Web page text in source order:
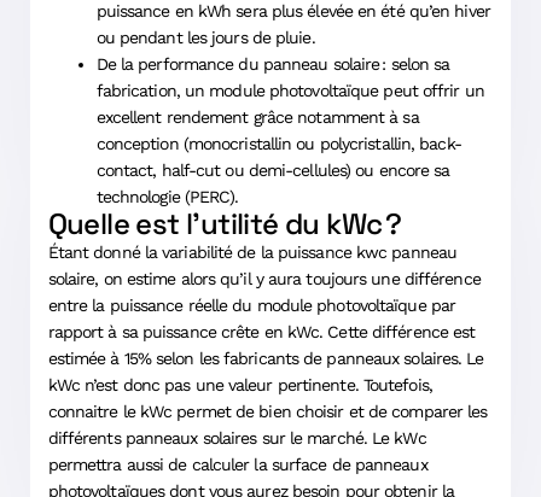
puissance en kWh sera plus élevée en été qu’en hiver
ou pendant les jours de pluie.
De la performance du panneau solaire : selon sa
fabrication, un module photovoltaïque peut offrir un
excellent rendement grâce notamment à sa
conception (monocristallin ou polycristallin, back-
contact, half-cut ou demi-cellules) ou encore sa
technologie (PERC).
Quelle est l’utilité du kWc ?
Étant donné la variabilité de la puissance kwc panneau
solaire, on estime alors qu’il y aura toujours une différence
entre la puissance réelle du module photovoltaïque par
rapport à sa puissance crête en kWc. Cette différence est
estimée à 15% selon les fabricants de panneaux solaires. Le
kWc n’est donc pas une valeur pertinente. Toutefois,
connaitre le kWc permet de bien choisir et de comparer les
différents panneaux solaires sur le marché. Le kWc
permettra aussi de calculer la surface de panneaux
photovoltaïques dont vous aurez besoin pour obtenir la